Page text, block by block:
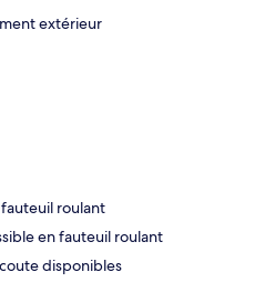
extérieur
fauteuil roulant
en fauteuil roulant
disponibles